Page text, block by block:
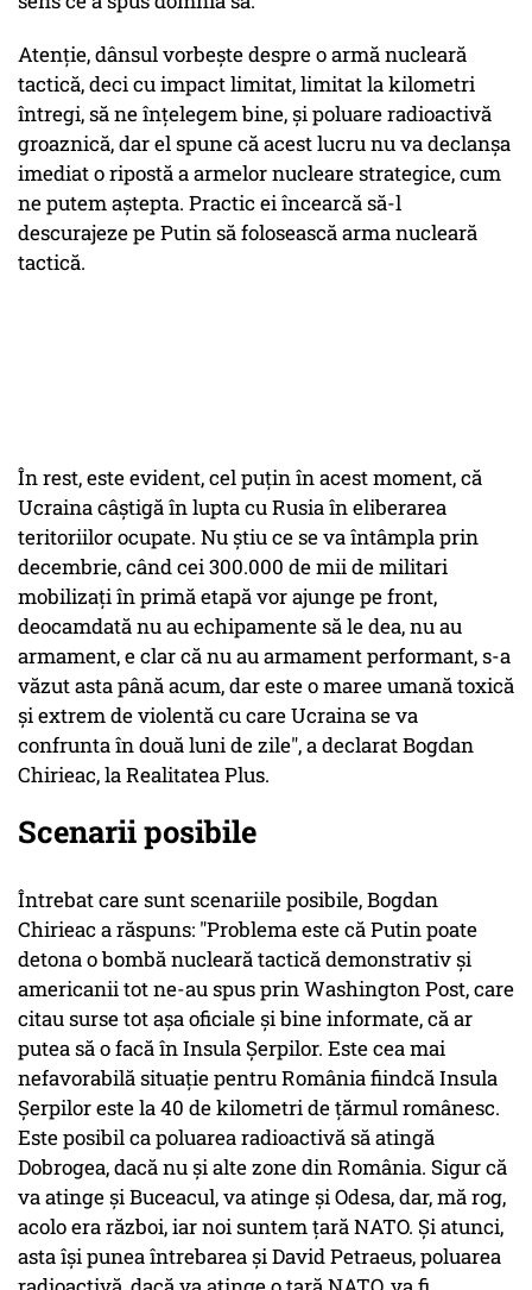
Atenție, dânsul vorbește despre o armă nucleară
tactică, deci cu impact limitat, limitat la kilometri
întregi, să ne înțelegem bine, și poluare radioactivă
groaznică, dar el spune că acest lucru nu va declanșa
imediat o ripostă a armelor nucleare strategice, cum
ne putem aștepta. Practic ei încearcă să-l
descurajeze pe Putin să folosească arma nucleară
tactică.
În rest, este evident, cel puțin în acest moment, că
Ucraina câștigă în lupta cu Rusia în eliberarea
teritoriilor ocupate. Nu știu ce se va întâmpla prin
decembrie, când cei 300.000 de mii de militari
mobilizați în primă etapă vor ajunge pe front,
deocamdată nu au echipamente să le dea, nu au
armament, e clar că nu au armament performant, s-a
văzut asta până acum, dar este o maree umană toxică
și extrem de violentă cu care Ucraina se va
confrunta în două luni de zile", a declarat Bogdan
Chirieac, la Realitatea Plus.
Scenarii posibile
Întrebat care sunt scenariile posibile, Bogdan
Chirieac a răspuns: "Problema este că Putin poate
detona o bombă nucleară tactică demonstrativ și
americanii tot ne-au spus prin Washington Post, care
citau surse tot așa oficiale și bine informate, că ar
putea să o facă în Insula Șerpilor. Este cea mai
nefavorabilă situație pentru România fiindcă Insula
Șerpilor este la 40 de kilometri de țărmul românesc.
Este posibil ca poluarea radioactivă să atingă
Dobrogea, dacă nu și alte zone din România. Sigur că
va atinge și Buceacul, va atinge și Odesa, dar, mă rog,
acolo era război, iar noi suntem țară NATO. Și atunci,
asta își punea întrebarea și David Petraeus, poluarea